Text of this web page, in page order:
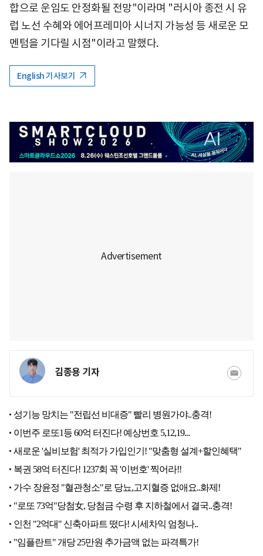
합으로 운임도 안정화될 전망"이라며 "러시아 종전 시 유
럽 노선 수혜와 에어프레미아 시너지 가능성 등 새로운 모
멘텀을 기다릴 시점"이라고 말했다.
English 기사보기
김종용 기자